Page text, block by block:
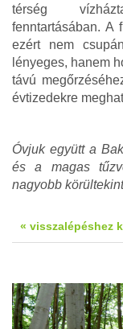
térség
fenntartásában. A
ezért nem
lényeges, hanem
távú
évtizedekre
Óvjuk együtt a
és a magas
nagyobb
« visszalépéshez